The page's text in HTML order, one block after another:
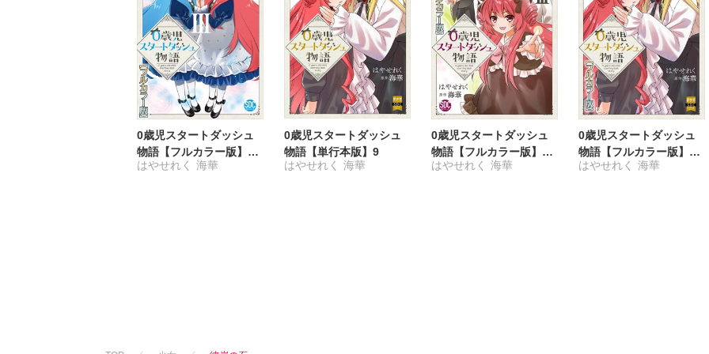
0歳児スタートダッシュ
物語【フルカラー版】
【単行本版】III
はやせれく 海華
0歳児スタートダッシュ
物語【単行本版】9
はやせれく
海華
0歳児スタートダッシュ
物語【フルカラー版】
【単行本版】VIII
はやせれく 海華
0歳児スタートダッシュ
物語【フルカラー版】
【単行本版】IX
はやせれく 海華